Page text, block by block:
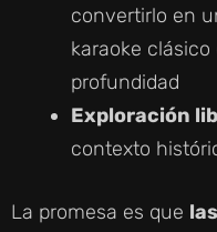
convertirlo en
karaoke clásico
profundidad
Exploración
contexto
La promesa es que